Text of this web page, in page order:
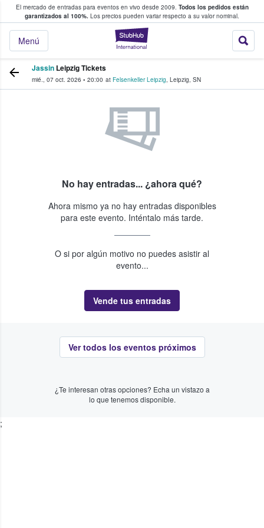
El mercado de entradas para eventos en vivo desde 2009. Todos los pedidos están
garantizados al 100%. Los precios pueden variar respecto a su valor nominal.
StubHub:
Menú
y venta de entradas entre fans
Jassin Leipzig Tickets
mié., 07 oct. 2026 • 20:00 at Felsenkeller Leipzig, Leipzig, SN
No hay entradas... ¿ahora qué?
Ahora mismo ya no hay entradas disponibles
para este evento. Inténtalo más tarde.
O si por algún motivo no puedes asistir al
evento...
Vende tus entradas
Ver todos los eventos próximos
¿Te interesan otras opciones? Echa un vistazo a
lo que tenemos disponible.
;